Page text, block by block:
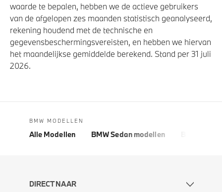
waarde te bepalen, hebben we de actieve gebruikers
van de afgelopen zes maanden statistisch geanalyseerd,
rekening houdend met de technische en
gegevensbeschermingsvereisten, en hebben we hiervan
het maandelijkse gemiddelde berekend. Stand per 31 juli
2026.
BMW MODELLEN
Alle Modellen BMW Sedan modellen
DIRECT NAAR